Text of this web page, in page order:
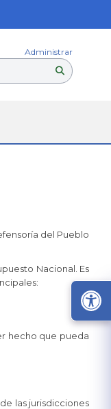
Administrar
del Pueblo
Nacional. Es
hecho que pueda
las jurisdicciones